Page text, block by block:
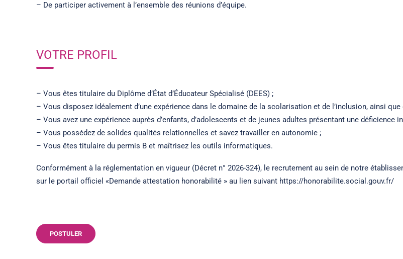
– De participer activement à l’ensemble des réunions d’équipe.
VOTRE PROFIL
– Vous êtes titulaire du Diplôme d’État d’Éducateur Spécialisé (DEES) ;
– Vous disposez idéalement d’une expérience dans le domaine de la scolarisation et de l’inclusion, ainsi
– Vous avez une expérience auprès d’enfants, d’adolescents et de jeunes adultes présentant une
– Vous possédez de solides qualités relationnelles et savez travailler en autonomie ;
– Vous êtes titulaire du permis B et maîtrisez les outils informatiques.
Conformément à la réglementation en vigueur (Décret n° 2026-324), le recrutement au sein de notre
sur le portail officiel «Demande attestation honorabilité » au lien suivant https://honorabilite.social.gouv.fr/
POSTULER